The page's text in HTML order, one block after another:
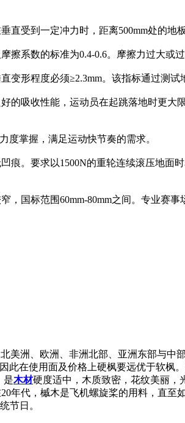
受到一定冲力时，距离500mm处的地板
系数的标准为0.4-0.6。摩擦力过大或
形程度必须≥2.3mm。该指标通过测试
吸收性能，运动员在起跳落地时更大
度掌握，满足运动快节奏的需求。
。要求以1500N的重轮连续滚压地面
国标范围60mm-80mm之间。专业赛
洲、欧洲、非洲北部、亚洲东部与中
在使用面及价格上硬枫要远优于软枫
是木材硬度适中，木质致密，花纹美丽，
年代，槭木是飞机螺旋桨的用料，直至
节日。